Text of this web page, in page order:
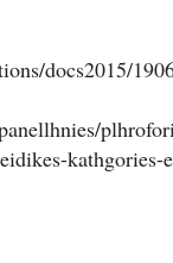
docs2015/
kathgories-